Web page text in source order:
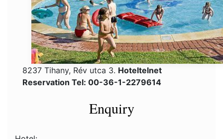
8237 Tihany, Rév utca 3. Hoteltelnet
Reservation Tel: 00-36-1-2279614
Enquiry